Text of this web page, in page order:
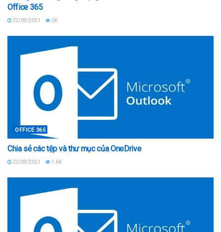
Office 365
22/09/2021 2K
OFFICE 365
Chia sẻ các tệp và thư mục của OneDrive
22/09/2021 1.6K